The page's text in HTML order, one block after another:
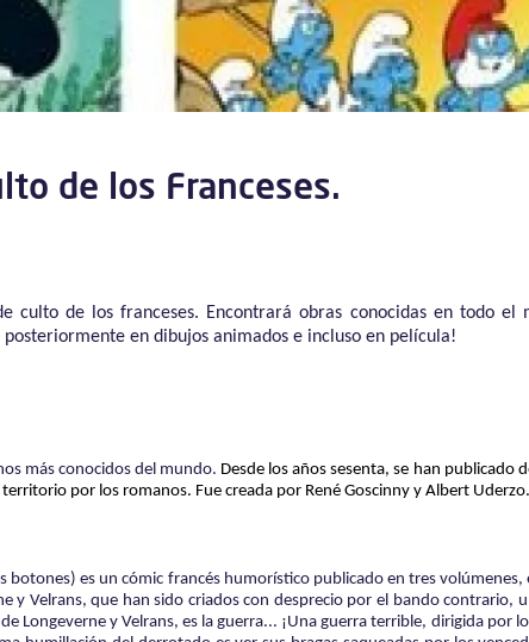
de los Franceses.
culto de los franceses. Encontrará obras conocidas en todo
en dibujos animados e incluso en película!
más conocidos del mundo. Desde los años sesenta, se han publicado
territorio por los romanos. Fue creada por René Goscinny y Albert Uderzo.
botones) es un cómic francés humorístico publicado en tres
y Velrans, que han sido criados con desprecio por el bando contrario,
Longeverne y Velrans, es la guerra... ¡Una guerra terrible, dirigida por